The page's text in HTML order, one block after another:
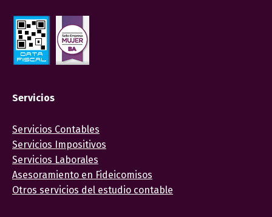
Servicios
Servicios Contables
Servicios Impositivos
Servicios Laborales
Asesoramiento en Fideicomisos
Otros servicios del estudio contable